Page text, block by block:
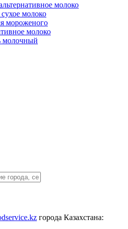
молоко
молоко
мороженого
молоко
молочный
города Казахстана: